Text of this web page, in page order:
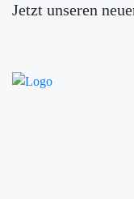
Jetzt unseren